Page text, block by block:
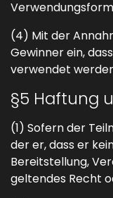
(4) Mit der
Gewinner ein,
verwendet
§5 Haftung
(1) Sofern der
der er, dass er
Bereitstellung,
geltendes Recht